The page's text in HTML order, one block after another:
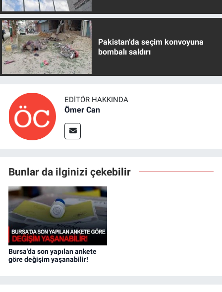
Pakistan’da seçim konvoyuna
bombalı saldırı
EDITÖR HAKKINDA
Ömer Can
Bunlar da ilginizi çekebilir
Bursa'da son yapılan ankete
göre değişim yaşanabilir!